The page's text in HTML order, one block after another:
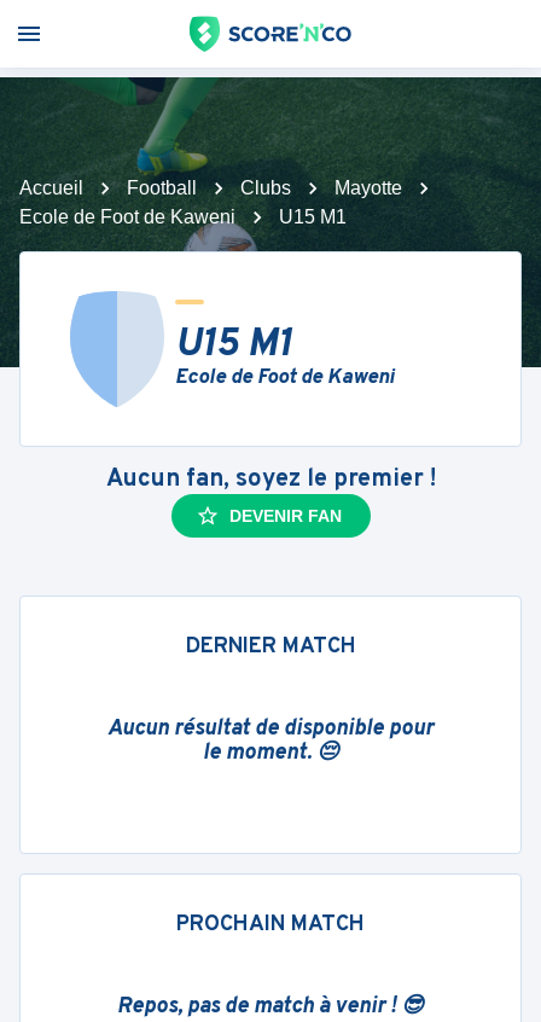
Accueil Football Clubs
Mayotte
Ecole de Foot de Kaweni
U15 M1
U15 M1
Ecole de Foot de Kaweni
Aucun fan, soyez le premier !
DEVENIR FAN
DERNIER MATCH
Aucun résultat de disponible pour
le moment. 😔
PROCHAIN MATCH
Repos, pas de match à venir ! 😎